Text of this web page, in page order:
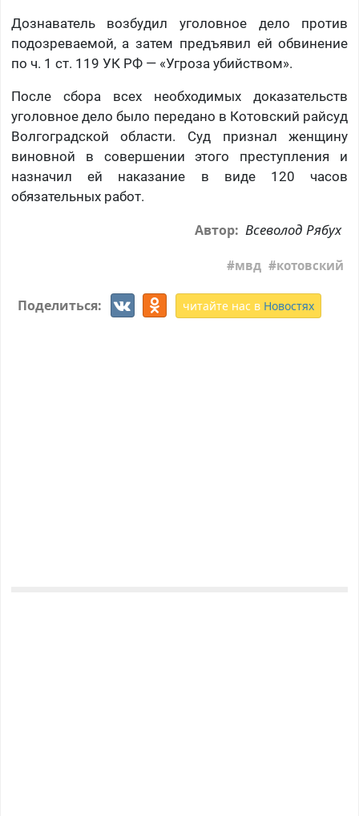
Дознаватель возбудил уголовное дело против
подозреваемой, а затем предъявил ей обвинение
по ч. 1 ст. 119 УК РФ — «Угроза убийством».
После сбора всех необходимых доказательств
уголовное дело было передано в Котовский райсуд
Волгоградской области. Суд признал женщину
виновной в совершении этого преступления и
назначил ей наказание в виде 120 часов
обязательных работ.
Автор: Всеволод Рябух
мвд котовский
Поделиться: читайте нас в Новостях